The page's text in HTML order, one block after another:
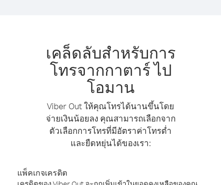
เคล็ดลับสำหรับการ
โทรจากกาตาร์ ไป
โอมาน
Viber Out ให้คุณโทรได้นานขึ้นโดย
จ่ายเงินน้อยลง คุณสามารถเลือกจาก
ตัวเลือกการโทรที่มีอัตราค่าโทรต่ำ
และยืดหยุ่นได้ของเรา:
แพ็คเกจเครดิต